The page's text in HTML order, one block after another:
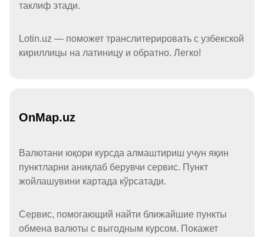
таклиф этади.
Lotin.uz — поможет транслитерировать с узбекской
кириллицы на латиницу и обратно. Легко!
OnMap.uz
Валютани юқори курсда алмаштириш учун яқин
пунктларни аниқлаб берувчи сервис. Пункт
жойлашувини картада кўрсатади.
Сервис, помогающий найти ближайшие пункты
обмена валюты с выгодным курсом. Покажет